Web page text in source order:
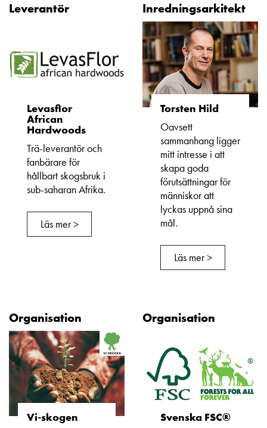
Leverantör
Levasflor
African
Hardwoods
Trä-leverantör och
fanbärare för
hållbart skogsbruk i
sub-saharan Afrika.
Läs mer >
Inredningsarkitekt
Torsten Hild
Oavsett
sammanhang ligger
mitt intresse i att
skapa goda
förutsättningar för
människor att
lyckas uppnå sina
mål.
Läs mer >
Organisation
Vi-skogen
Organisation
Svenska FSC®